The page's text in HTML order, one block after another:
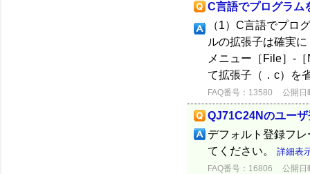
C言語でプログラム
（1）C言語でプロ
ルの拡張子は確実
メニュー［File］-
て拡張子（．c）を
FAQ番号：13580 公開日
QJ71C24Nのユー
デフォルト登録フ
てください。 詳細表
FAQ番号：16806 公開日